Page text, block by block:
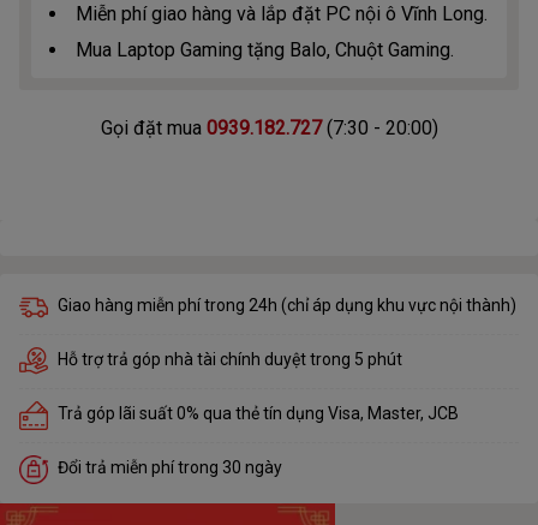
Miễn phí giao hàng và lắp đặt PC nội ô Vĩnh Long.
Mua Laptop Gaming tặng Balo, Chuột Gaming.
Gọi đặt mua 0939.182.727(7:30 - 20:00)
Giao hàng miễn phí trong 24h (chỉ áp dụng khu vực nội thành)
Hỗ trợ trả góp nhà tài chính duyệt trong 5 phút
Trả góp lãi suất 0% qua thẻ tín dụng Visa, Master, JCB
Đổi trả miễn phí trong 30 ngày